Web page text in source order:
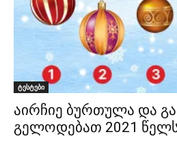
ტესტები
აირჩიე ბურთულა და
გელოდებათ 2021